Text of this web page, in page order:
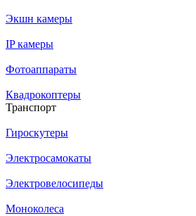
Экшн камеры
IP камеры
Фотоаппараты
Квадрокоптеры
Транспорт
Гироскутеры
Электросамокаты
Электровелосипеды
Моноколеса